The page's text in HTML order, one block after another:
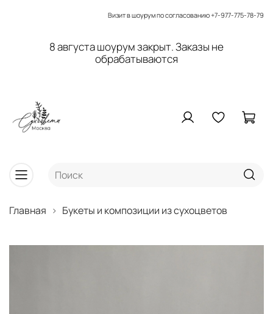
Визит в шоурум по согласованию+7-977-775-78-79
8 августа шоурум закрыт. Заказы не
обрабатываются
Главная Букеты и композиции из сухоцветов